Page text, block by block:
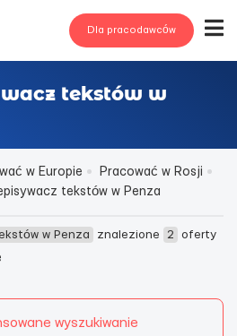
Dla pracodawców
tekstów w
w Europie
Pracować w Rosji
tekstów w Penza
w Penza znalezione 2
oferty
wyszukiwanie